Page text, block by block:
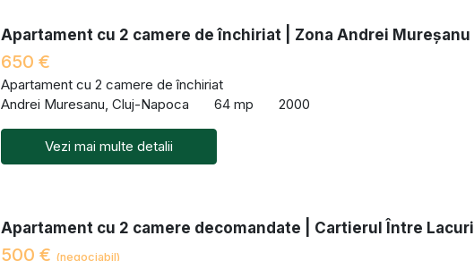
Apartament cu 2 camere de închiriat | Zona Andrei Mureșanu
650 €
Apartament cu 2 camere de închiriat
Andrei Muresanu, Cluj-Napoca
64 mp 2000
Vezi mai multe detalii
Apartament cu 2 camere decomandate | Cartierul Între Lacuri
500 € (negociabil)